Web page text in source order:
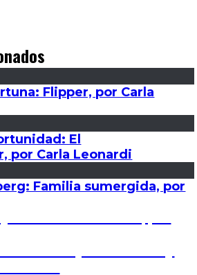
Flipper, por Carla
El
por Carla Leonardi
Familia sumergida, por